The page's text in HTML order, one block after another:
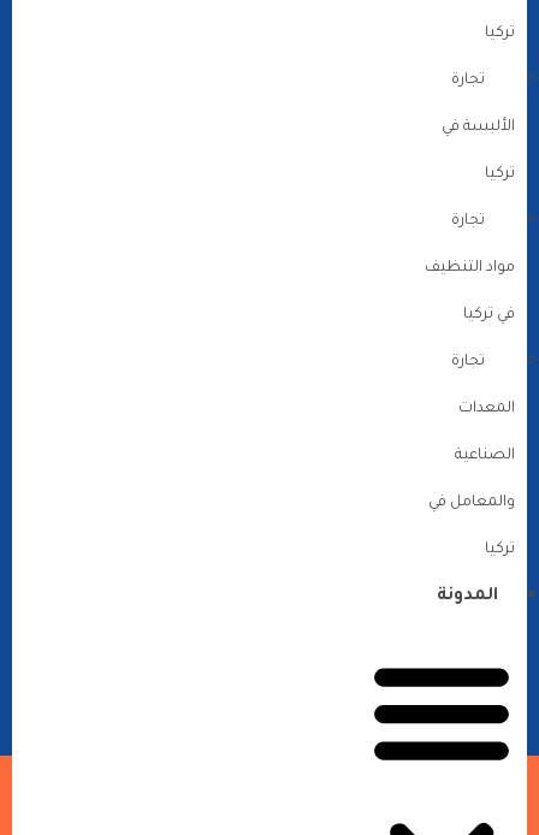
تركيا
تجارة
الألبسة في
تركيا
تجارة
مواد التنظيف
في تركيا
تجارة
المعدات
الصناعية
والمعامل في
تركيا
المدونة